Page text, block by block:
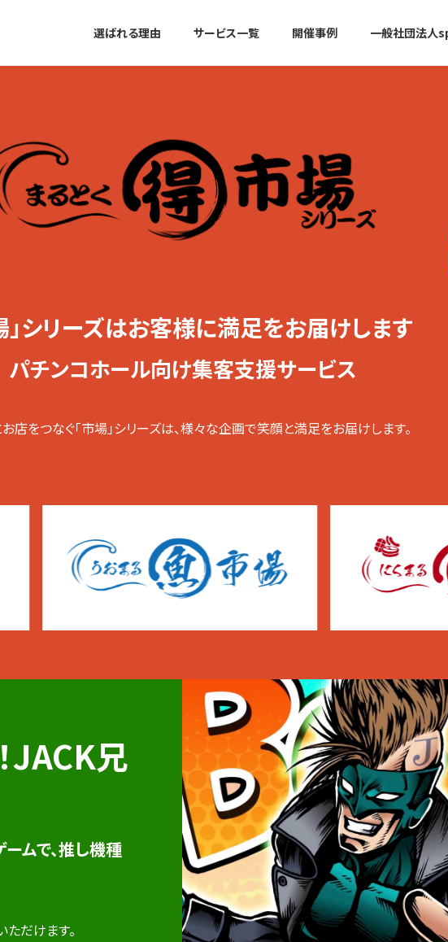
選ばれる理由 サービス一覧 開催事例 一般社団法人
」シリーズはお客様に満足をお届けします
パチンコホール向け集客支援サービス
店をつなぐ「市場」シリーズは、様々な企画で笑顔と満足をお届けします。
JACK兄
ムで、推し機種
だけます。